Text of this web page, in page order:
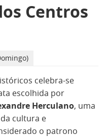
Centros
celebra-se
escolhida por
Herculano, uma
cultura e
o patrono